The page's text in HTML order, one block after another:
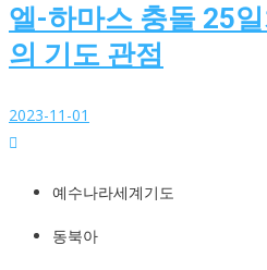
엘-하마스 충돌 25
의 기도 관점
2023-11-01
예수나라세계기도
동북아